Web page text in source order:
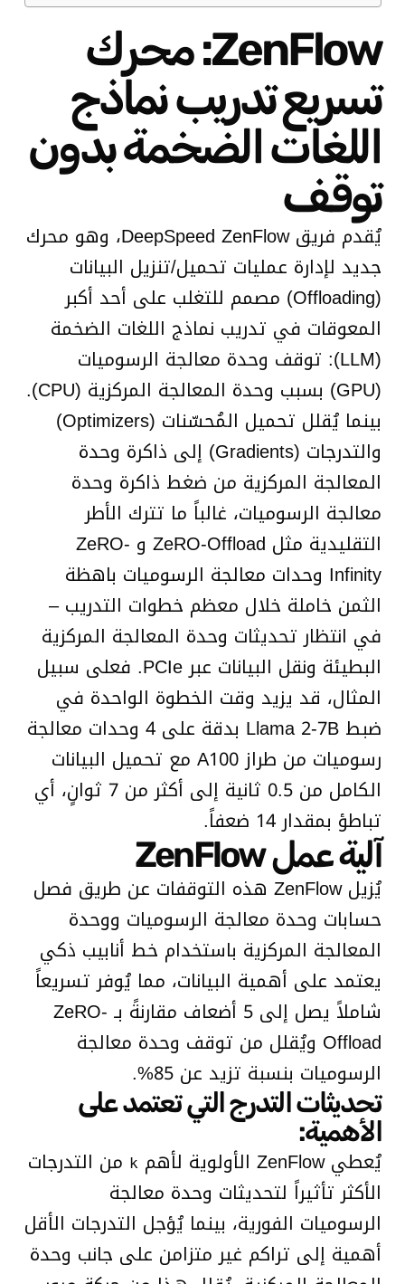
ZenFlow: محرك
تسريع تدريب نماذج
اللغات الضخمة بدون
توقف
يُقدم فريق DeepSpeed ZenFlow، وهو محرك
جديد لإدارة عمليات تحميل/تنزيل البيانات
(Offloading) مصمم للتغلب على أحد أكبر
المعوقات في تدريب نماذج اللغات الضخمة
(LLM): توقف وحدة معالجة الرسوميات
(GPU) بسبب وحدة المعالجة المركزية (CPU).
بينما يُقلل تحميل المُحسّنات (Optimizers)
والتدرجات (Gradients) إلى ذاكرة وحدة
المعالجة المركزية من ضغط ذاكرة وحدة
معالجة الرسوميات، غالباً ما تترك الأطر
التقليدية مثل ZeRO-Offload و ZeRO-
Infinity وحدات معالجة الرسوميات باهظة
الثمن خاملة خلال معظم خطوات التدريب –
في انتظار تحديثات وحدة المعالجة المركزية
البطيئة ونقل البيانات عبر PCIe. فعلى سبيل
المثال، قد يزيد وقت الخطوة الواحدة في
ضبط Llama 2-7B بدقة على 4 وحدات معالجة
رسوميات من طراز A100 مع تحميل البيانات
الكامل من 0.5 ثانية إلى أكثر من 7 ثوانٍ، أي
تباطؤ بمقدار 14 ضعفاً.
آلية عمل ZenFlow
يُزيل ZenFlow هذه التوقفات عن طريق فصل
حسابات وحدة معالجة الرسوميات ووحدة
المعالجة المركزية باستخدام خط أنابيب ذكي
يعتمد على أهمية البيانات، مما يُوفر تسريعاً
شاملاً يصل إلى 5 أضعاف مقارنةً بـ ZeRO-
Offload ويُقلل من توقف وحدة معالجة
الرسوميات بنسبة تزيد عن 85%.
تحديثات التدرج التي تعتمد على
الأهمية:
يُعطي ZenFlow الأولوية لأهم k من التدرجات
الأكثر تأثيراً لتحديثات وحدة معالجة
الرسوميات الفورية، بينما يُؤجل التدرجات الأقل
أهمية إلى تراكم غير متزامن على جانب وحدة